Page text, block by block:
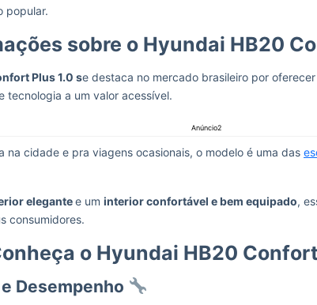
popular.
sobre o Hyundai HB20
Plus 1.0 se destaca no mercado brasileiro por
tecnologia a um valor acessível.
Anúncio2
na cidade e pra viagens ocasionais, o modelo é uma das
elegantee um interior confortável e bem equipado,
consumidores.
o Hyundai HB20
Desempenho